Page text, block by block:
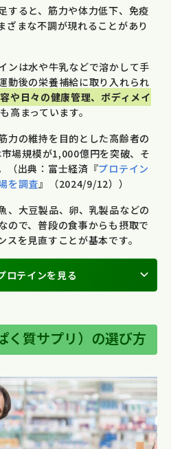
すると、筋力や体力低下、免疫
ざまな不調が現れることがあり
ンは水や牛乳などで溶かして手
動後の栄養補給に取り入れられ
や日々の健康管理、ボディメイ
高まっています。
力の維持を目的とした高齢者の
場規模が1,000億円を突破、そ
（出典：富士経済『プロテイン
を調査』（2024/9/12））
、大豆製品、卵、乳製品などの
ので、普段の食事からも摂取で
を見直すことが基本です。
ロテインを見る
く質サプリ）の選び方